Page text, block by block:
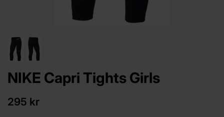
NIKE Capri Tights Girls
295 kr